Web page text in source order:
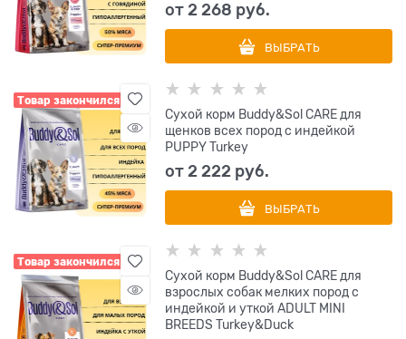
от2 268 руб.
ВЫБРАТЬ
Товар закончился
Сухой корм Buddy&Sol CARE для
щенков всех пород с индейкой
PUPPY Turkey
от2 222 руб.
ВЫБРАТЬ
Товар закончился
Сухой корм Buddy&Sol CARE для
взрослых собак мелких пород с
индейкой и уткой ADULT MINI
BREEDS Turkey&Duck